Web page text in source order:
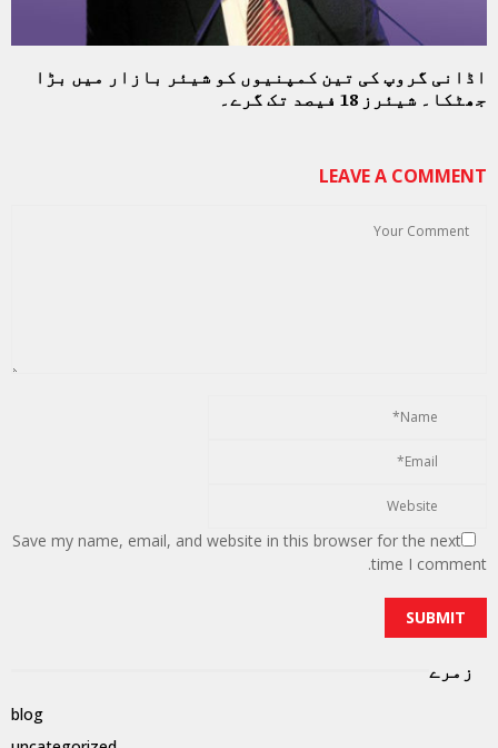
اڈانی گروپ کی تین کمپنیوں کو شیئر بازار میں بڑا
جھٹکا۔ شیئرز 18 فیصد تک گرے۔
LEAVE A COMMENT
Save my name, email, and website in this browser for the next
time I comment.
زمرے
blog